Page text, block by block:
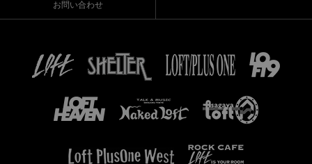
お問い合わせ